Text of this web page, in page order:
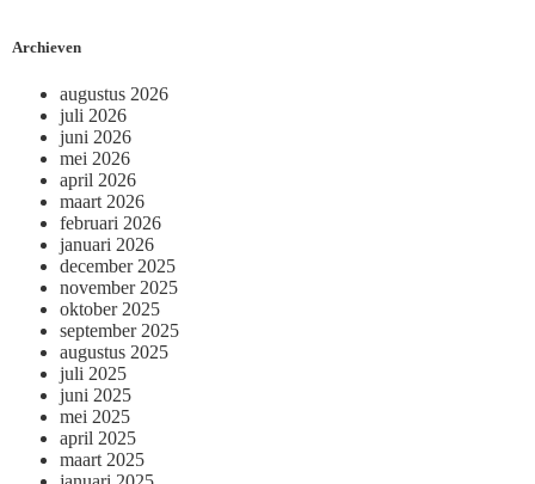
Archieven
augustus 2026
juli 2026
juni 2026
mei 2026
april 2026
maart 2026
februari 2026
januari 2026
december 2025
november 2025
oktober 2025
september 2025
augustus 2025
juli 2025
juni 2025
mei 2025
april 2025
maart 2025